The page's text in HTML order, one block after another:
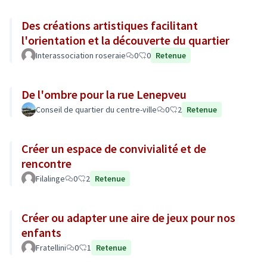
Des créations artistiques facilitant
l'orientation et la découverte du quartier
Interassociation roseraie 0 0 Retenue
De l'ombre pour la rue Lenepveu
Conseil de quartier du centre-ville 0 2 Retenue
Créer un espace de convivialité et de
rencontre
Filalinge 0 2 Retenue
Créer ou adapter une aire de jeux pour nos
enfants
Fratellini 0 1 Retenue